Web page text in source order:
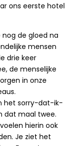
ons eerste hotel
de gloed na
mensen
drie keer
de menselijke
in onze
het sorry-dat-ik-
maal twee.
hierin ook
Je ziet het